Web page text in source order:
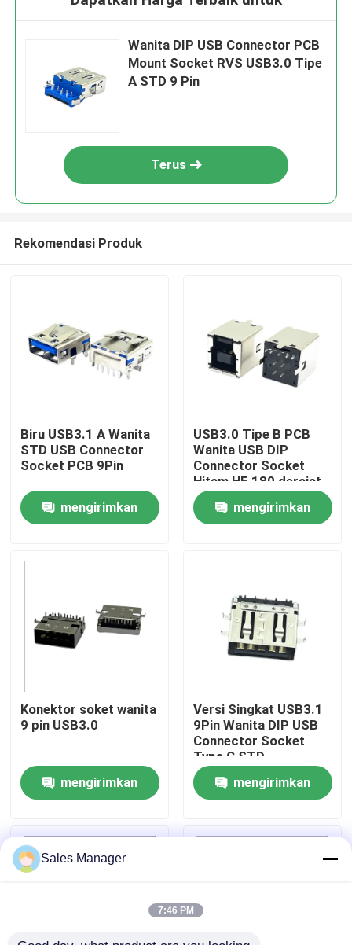
Rumah
Produk
Konektor USB Tipe C
Konektor Soket DP
Soket Mikro HDMI
Wanita DIP USB Connector PCB
Mount Socket RVS USB3.0 Tipe
A STD 9 Pin
Terus
Rekomendasi Produk
Biru USB3.1 A Wanita
STD USB Connector
Socket PCB 9Pin
mengirimkan
USB3.0 Tipe B PCB
Wanita USB DIP
Connector Socket
Hitam HF 180 derajat
Bentuk T
mengirimkan
Konektor soket wanita
9 pin USB3.0
mengirimkan
Versi Singkat USB3.1
9Pin Wanita DIP USB
Connector Socket
Type C STD
mengirimkan
Sales Manager
7:46 PM